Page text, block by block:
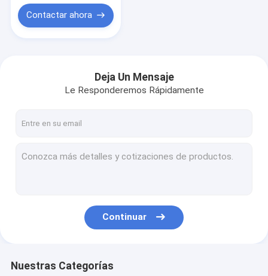
Contactar ahora
Deja Un Mensaje
Le Responderemos Rápidamente
Continuar
Nuestras Categorías